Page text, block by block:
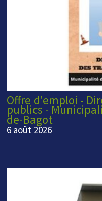
Offre d'emploi -
publics -
de-Bagot
6 août 2026